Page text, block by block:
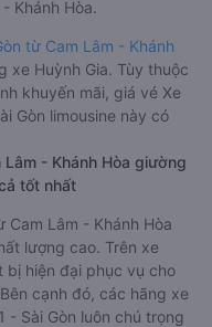
Khánh Hòa.
từ Cam Lâm - Khánh
xe Huỳnh Gia. Tùy thuộc
khuyến mãi, giá vé Xe
Gòn limousine này có
Lâm - Khánh Hòa giường
tốt nhất
Cam Lâm - Khánh Hòa
lượng cao. Trên xe
hiện đại phục vụ cho
cạnh đó, các hãng xe
- Sài Gòn luôn chú trọng